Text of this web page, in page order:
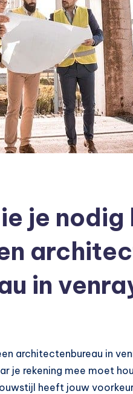
je nodig
in
architectenbureau in
je rekening mee moet
heeft jouw